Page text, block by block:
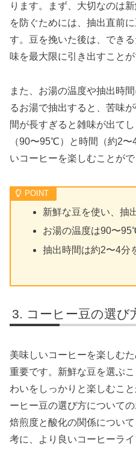
ります。まず、大切なのは
を防ぐためには、抽出直前
す。豆を挽いた後は、でき
味を最大限に引き出すことが
また、お湯の温度や抽出時
るお湯で抽出すると、苦味
間が長すぎると雑味が出て
（90〜95℃）と時間（約2
いコーヒーを楽しむことがで
新鮮な豆を使い、抽
お湯の温度は90〜
抽出時間は約2〜4分
コーヒー豆の選び
美味しいコーヒーを楽しむ
重要です。新鮮な豆を選ぶ
わいをしっかりと楽しむこ
ーヒー豆の選び方について
焙煎度と酸化の関係につい
考に、より良いコーヒーラ